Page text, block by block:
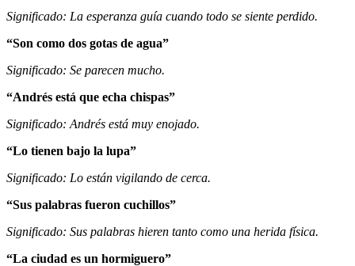
Significado: La esperanza guía cuando todo se siente perdido.
“Son como dos gotas de agua”
Significado: Se parecen mucho.
“Andrés está que echa chispas”
Significado: Andrés está muy enojado.
“Lo tienen bajo la lupa”
Significado: Lo están vigilando de cerca.
“Sus palabras fueron cuchillos”
Significado: Sus palabras hieren tanto como una herida física.
“La ciudad es un hormiguero”